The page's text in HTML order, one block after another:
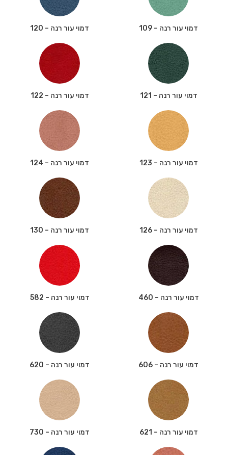
דמוי עור רנה – 109 דמוי עור רנה – 120
דמוי עור רנה – 121 דמוי עור רנה – 122
דמוי עור רנה – 123 דמוי עור רנה – 124
דמוי עור רנה – 126 דמוי עור רנה – 130
דמוי עור רנה – 460 דמוי עור רנה – 582
דמוי עור רנה – 606 דמוי עור רנה – 620
דמוי עור רנה – 621 דמוי עור רנה – 730